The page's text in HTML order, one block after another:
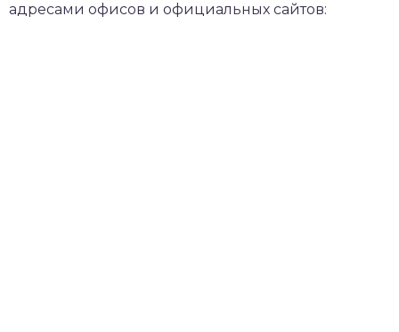
адресами офисов и официальных сайтов: